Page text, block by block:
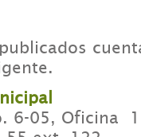
6-05, Oficina